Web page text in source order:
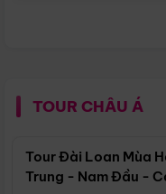
TOUR CHÂU Á
Tour Đài Loan Mùa
Trung - Nam Đầu -